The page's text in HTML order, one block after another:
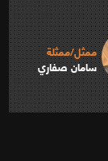
ممثل/ممثلة
سامان صفاري